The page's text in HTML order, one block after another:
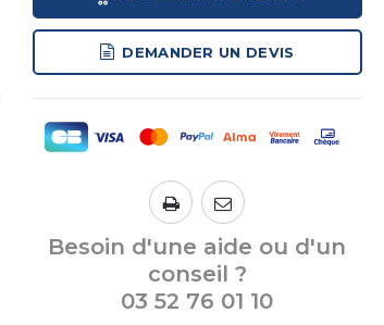
DEMANDER UN DEVIS
Besoin d'une aide ou d'un
conseil ?
03 52 76 01 10